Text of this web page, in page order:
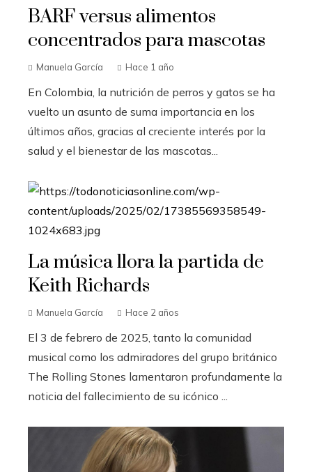
BARF versus alimentos
concentrados para mascotas
Manuela García Hace 1 año
En Colombia, la nutrición de perros y gatos se ha
vuelto un asunto de suma importancia en los
últimos años, gracias al creciente interés por la
salud y el bienestar de las mascotas...
La música llora la partida de
Keith Richards
Manuela García Hace 2 años
El 3 de febrero de 2025, tanto la comunidad
musical como los admiradores del grupo británico
The Rolling Stones lamentaron profundamente la
noticia del fallecimiento de su icónico ...